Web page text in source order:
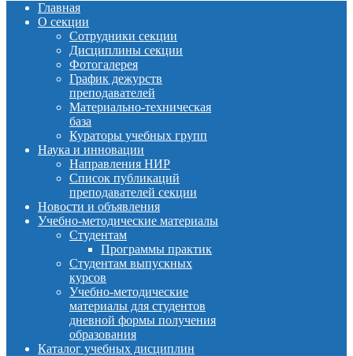
Главная
О секции
Сотрудники секции
Дисциплины секции
Фотогалерея
График дежурств
преподавателей
Материально-техническая
база
Кураторы учебных групп
Наука и инновации
Направления НИР
Список публикаций
преподавателей секции
Новости и объявления
Учебно-методические материалы
Студентам
Программы практик
Студентам выпускных
курсов
Учебно-методические
материалы для студентов
дневной формы получения
образования
Каталог учебных дисциплин